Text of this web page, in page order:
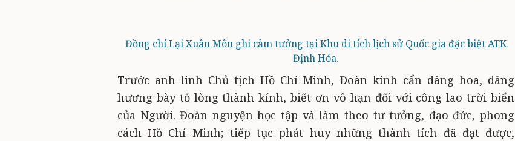
Đồng chí Lại Xuân Môn ghi cảm tưởng tại Khu di tích lịch sử Quốc gia đặc biệt ATK
Định Hóa.
Trước anh linh Chủ tịch Hồ Chí Minh, Đoàn kính cẩn dâng hoa, dâng
hương bày tỏ lòng thành kính, biết ơn vô hạn đối với công lao trời biển
của Người. Đoàn nguyện học tập và làm theo tư tưởng, đạo đức, phong
cách Hồ Chí Minh; tiếp tục phát huy những thành tích đã đạt được,